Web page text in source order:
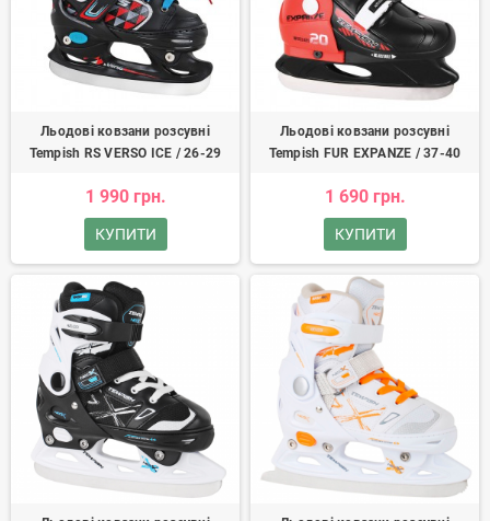
Льодові ковзани розсувні
Tempish RS VERSO ICE / 26-29
1 990 грн.
КУПИТИ
Льодові ковзани розсувні
Tempish FUR EXPANZE / 37-40
1 690 грн.
КУПИТИ